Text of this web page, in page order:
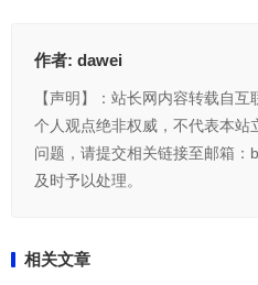
作者: dawei
【声明】：站长网内容转载自
个人观点绝非权威，不代表本站
问题，请提交相关链接至邮箱
及时予以处理。
相关文章